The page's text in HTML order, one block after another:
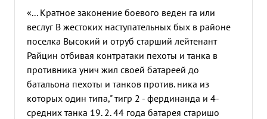
«... Кратное законение боевого веден га или
веслуг В жестоких наступательных бых в районе
поселка Высокий и отруб старший лейтенант
Райцин отбивая контратаки пехоты и танка в
противника унич жил своей батареей до
батальона пехоты и танков против. ника из
которых один типа," тигр 2 - фердинанда и 4-
средних танка 19. 2. 44 года батарея старишо